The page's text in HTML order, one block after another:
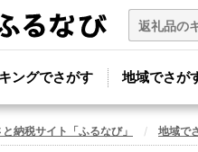
ングでさがす 地域でさが
納税サイト「ふるなび」 地域で